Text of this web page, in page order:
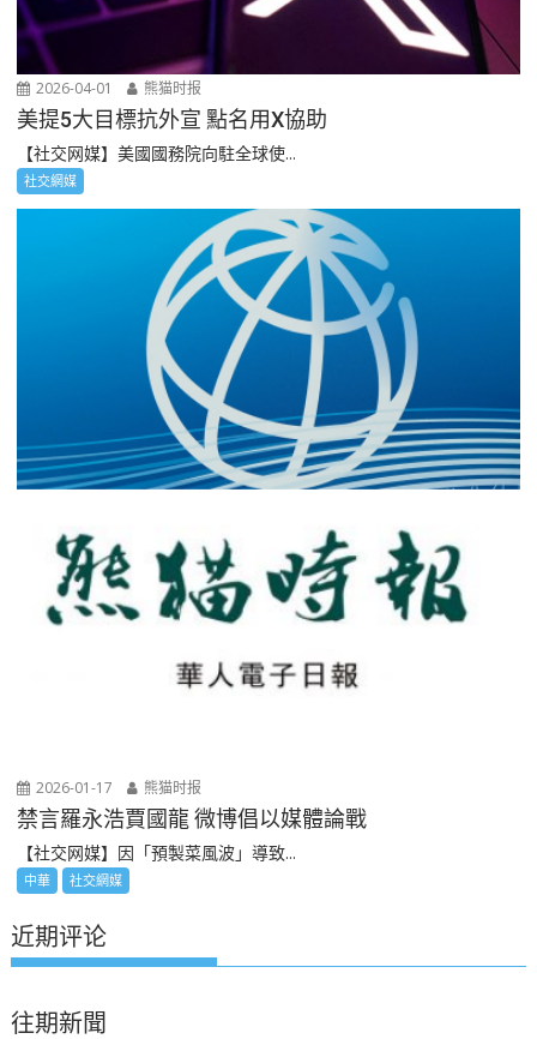
2026-04-01 熊猫时报
美提5大目標抗外宣 點名用X協助
【社交网媒】美國國務院向駐全球使...
社交網媒
2026-01-17 熊猫时报
禁言羅永浩賈國龍 微博倡以媒體論戰
【社交网媒】因「預製菜風波」導致...
中華 社交網媒
近期评论
往期新聞